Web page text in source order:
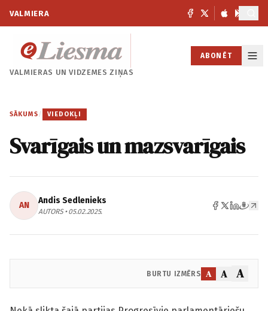
VALMIERA
VALMIERAS UNVIDZEMES ZIŅAS
ABONĒT
SĀKUMS / VIEDOKĻI
Svarīgais un mazsvarīgais
AN Andis Sedlenieks
AUTORS • 05.02.2025.
BURTU IZMĒRS A A A